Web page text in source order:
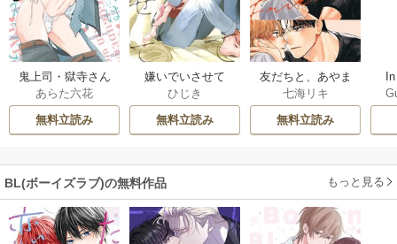
鬼上司・獄寺さん
は暴かれたい。
【コミックス版】
あらた六花
無料立読み
嫌いでいさせて
ひじき
無料立読み
友だちと、あやま
ち。
七海リキ
無料立読み
BL(ボーイズラブ)の無料作品 もっと見る